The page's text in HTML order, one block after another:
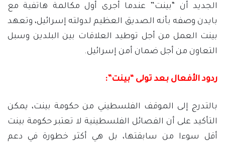
الجديد أن “بينت” عندما أجرى أول مكالمة هاتفية مع
بايدن وصفه بأنه الصديق العظيم لدولته إسرائيل، وتعهد
بينت العمل من أجل توطيد العلاقات بين البلدين وسبل
التعاون من أجل ضمان أمن إسرائيل.
ردود الأفعال بعد تولى “بينت”:
بالتدرج إلى الموقف الفلسطيني من حكومة بينت، يمكن
التأكيد على أن الفصائل الفلسطينية لا تعتبر حكومة بينت
أقل سوءا من سابقتها، بل هي أكثر خطورة في دعم